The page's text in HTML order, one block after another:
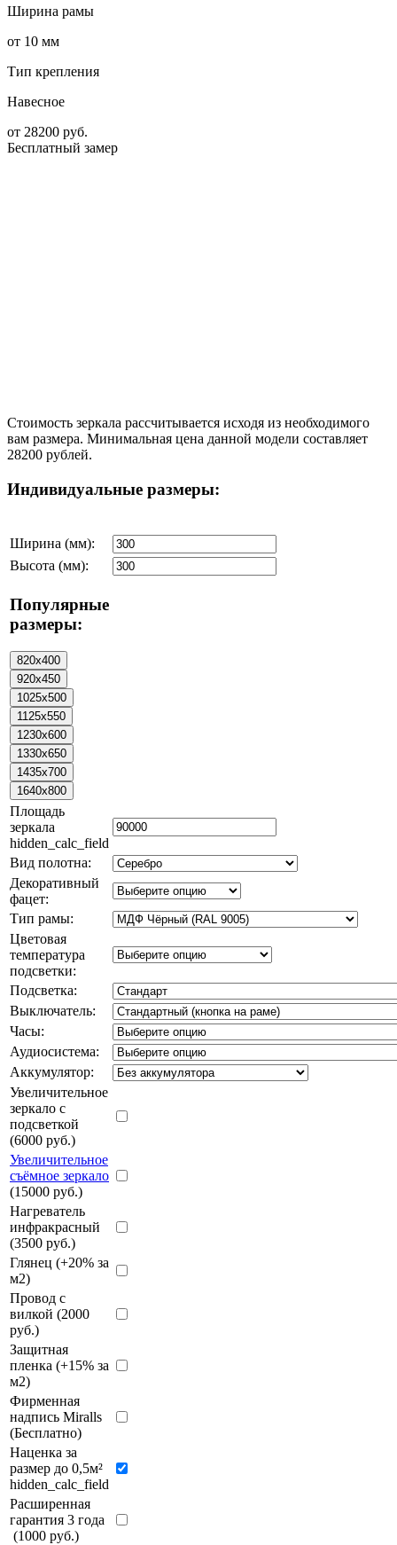
Ширина рамы
от 10 мм
Тип крепления
Навесное
от 28200 руб.
Бесплатный замер
Стоимость зеркала рассчитывается исходя из необходимого
вам размера. Минимальная цена данной модели составляет
28200 рублей.
Индивидуальные размеры:
Ширина (мм):
Высота (мм):
Популярные
размеры:
Площадь
зеркала
hidden_calc_field
Вид полотна:
Декоративный
фацет:
Тип рамы:
Цветовая
температура
подсветки:
Подсветка:
Выключатель:
Часы:
Аудиосистема:
Аккумулятор:
Увеличительное
зеркало с
подсветкой
(6000 руб.)
Увеличительное
съёмное зеркало
(15000 руб.)
Нагреватель
инфракрасный
(3500 руб.)
Глянец (+20% за
м2)
Провод с
вилкой (2000
руб.)
Защитная
пленка (+15% за
м2)
Фирменная
надпись Miralls
(Бесплатно)
Наценка за
размер до 0,5м²
hidden_calc_field
Расширенная
гарантия 3 года
(1000 руб.)